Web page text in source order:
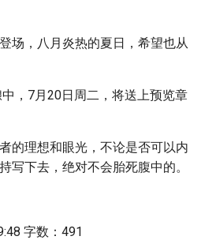
场，八月炎热的夏日，希望也从
，7月20日周二，将送上预览章
的理想和眼光，不论是否可以内
写下去，绝对不会胎死腹中的。
字数：491